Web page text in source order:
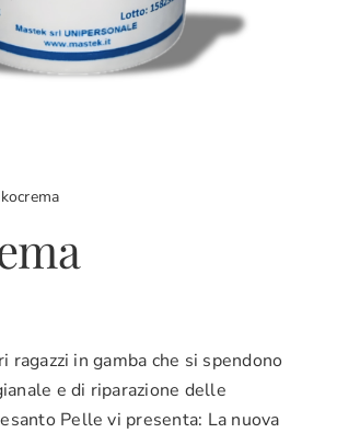
in gamba che si spendono
e di riparazione delle
Pelle vi presenta: La nuova